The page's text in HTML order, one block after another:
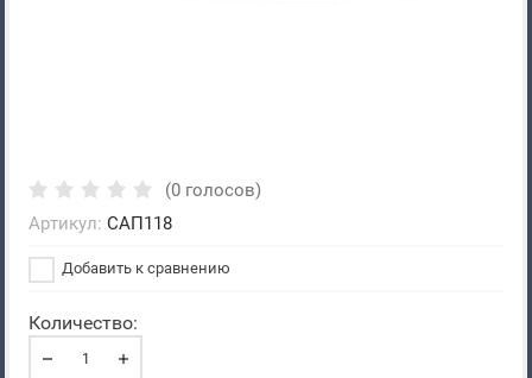
(0 голосов)
Артикул: САП118
Добавить к сравнению
Количество: